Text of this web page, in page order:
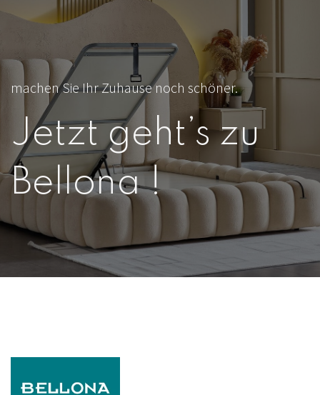
machen Sie Ihr Zuhause noch schöner.
Jetzt geht’s zu
Bellona !